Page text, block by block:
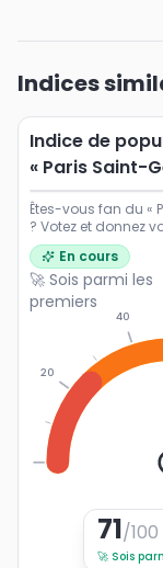
Indices
Indice de
« Paris Saint-
Êtes-vous fan du «
? Votez et donnez
Ligue 1.
En cours
🚀 Sois parmi les
premiers
20
40
71/100
🚀 Sois